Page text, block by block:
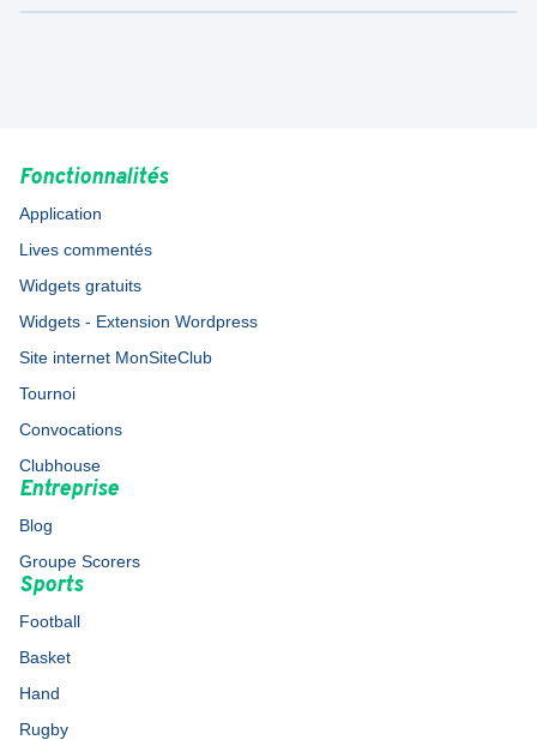
Fonctionnalités
Application
Lives commentés
Widgets gratuits
Widgets - Extension Wordpress
Site internet MonSiteClub
Tournoi
Convocations
Clubhouse
Entreprise
Blog
Groupe Scorers
Sports
Football
Basket
Hand
Rugby